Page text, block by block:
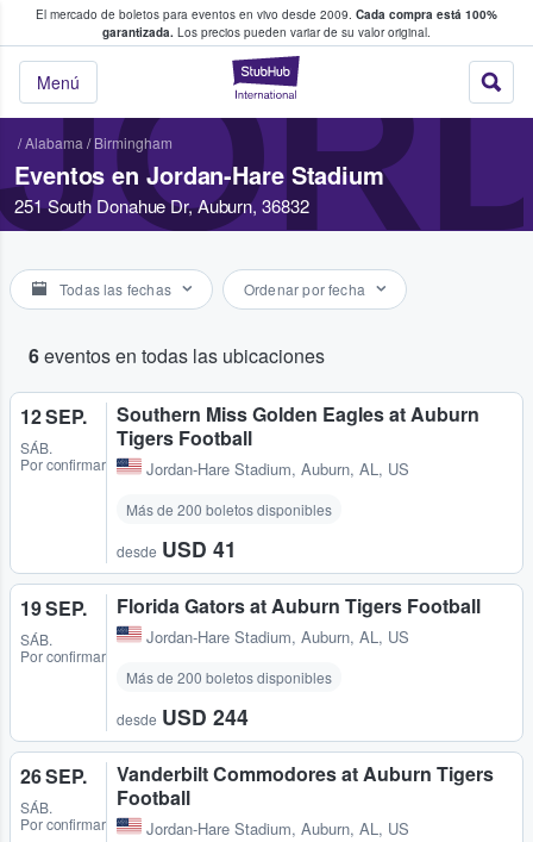
El mercado de boletos para eventos en vivo desde 2009. Cada compra está 100%
garantizada. Los precios pueden variar de su valor original.
StubHub: donde
Menú
fans compran y venden boletos
/Alabama / Birmingham
Eventos en Jordan-Hare Stadium
251 South Donahue Dr, Auburn, 36832
Todas las fechas Ordenar por fecha
6eventos en todas las ubicaciones
12 SEP.
SÁB.
Por confirmar
Southern Miss Golden Eagles at Auburn
Tigers Football
Jordan-Hare Stadium, Auburn, AL, US
Más de 200 boletos disponibles
desde USD 41
19 SEP.
SÁB.
Por confirmar
Florida Gators at Auburn Tigers Football
Jordan-Hare Stadium, Auburn, AL, US
Más de 200 boletos disponibles
desde USD 244
26 SEP.
SÁB.
Por confirmar
Vanderbilt Commodores at Auburn Tigers
Football
Jordan-Hare Stadium, Auburn, AL, US